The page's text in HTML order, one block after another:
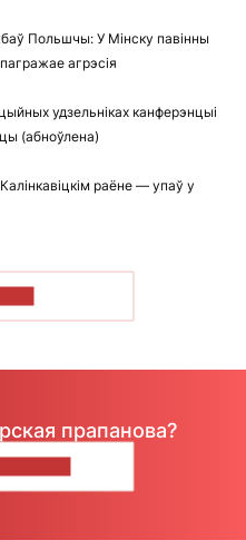
Польшчы: У Мінску павінны
агрэсія
удзельніках канферэнцыі
(абноўлена)
раёне — упаў у
прапанова?